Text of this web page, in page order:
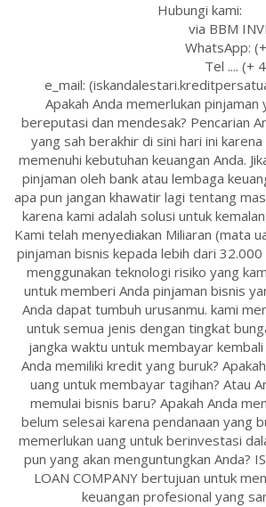
Hubungi kami:
via BBM INVITE:
WhatsApp: (+ 44)
Tel .... (+ 44)
e_mail:
Apakah Anda memerlukan pinjaman
bereputasi dan mendesak? Pencarian
yang sah berakhir di sini hari ini
memenuhi kebutuhan keuangan Anda.
pinjaman oleh bank atau lembaga
apa pun jangan khawatir lagi tentang
karena kami adalah solusi untuk
Kami telah menyediakan Miliaran (mata
pinjaman bisnis kepada lebih dari 32.000
menggunakan teknologi risiko yang
untuk memberi Anda pinjaman bisnis
Anda dapat tumbuh urusanmu. kami
untuk semua jenis dengan tingkat
jangka waktu untuk membayar kembali
Anda memiliki kredit yang buruk?
uang untuk membayar tagihan? Atau
memulai bisnis baru? Apakah Anda
belum selesai karena pendanaan yang
memerlukan uang untuk berinvestasi
pun yang akan menguntungkan Anda?
LOAN COMPANY bertujuan untuk
keuangan profesional yang